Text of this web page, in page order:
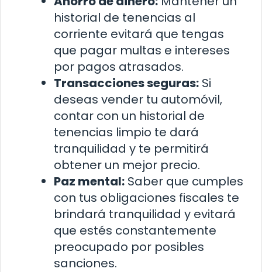
historial de tenencias al
corriente evitará que tengas
que pagar multas e intereses
por pagos atrasados.
Transacciones seguras: Si
deseas vender tu automóvil,
contar con un historial de
tenencias limpio te dará
tranquilidad y te permitirá
obtener un mejor precio.
Paz mental: Saber que cumples
con tus obligaciones fiscales te
brindará tranquilidad y evitará
que estés constantemente
preocupado por posibles
sanciones.